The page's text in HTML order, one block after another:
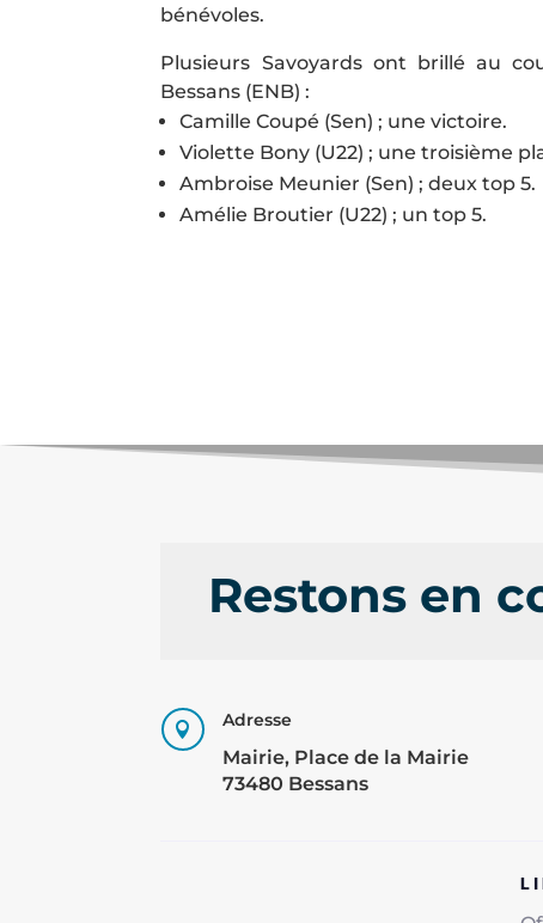
bénévoles.
Plusieurs Savoyards ont brillé au
Bessans (ENB) :
Camille Coupé (Sen) ; une victoire.
Violette Bony (U22) ; une troisième
Ambroise Meunier (Sen) ; deux top 5.
Amélie Broutier (U22) ; un top 5.
Restons en
 Adresse
Mairie, Place de la Mairie
73480 Bessans